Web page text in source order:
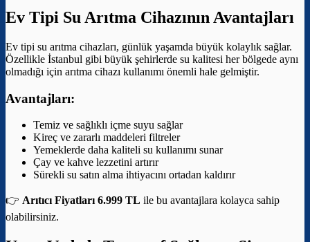
Ev Tipi Su Arıtma Cihazının Avantajları
Ev tipi su arıtma cihazları, günlük yaşamda büyük kolaylık sağlar.
Özellikle İstanbul gibi büyük şehirlerde su kalitesi her bölgede aynı
olmadığı için arıtma cihazı kullanımı önemli hale gelmiştir.
Avantajları:
Temiz ve sağlıklı içme suyu sağlar
Kireç ve zararlı maddeleri filtreler
Yemeklerde daha kaliteli su kullanımı sunar
Çay ve kahve lezzetini artırır
Sürekli su satın alma ihtiyacını ortadan kaldırır
👉 Arıtıcı Fiyatları 6.999 TL ile bu avantajlara kolayca sahip
olabilirsiniz.